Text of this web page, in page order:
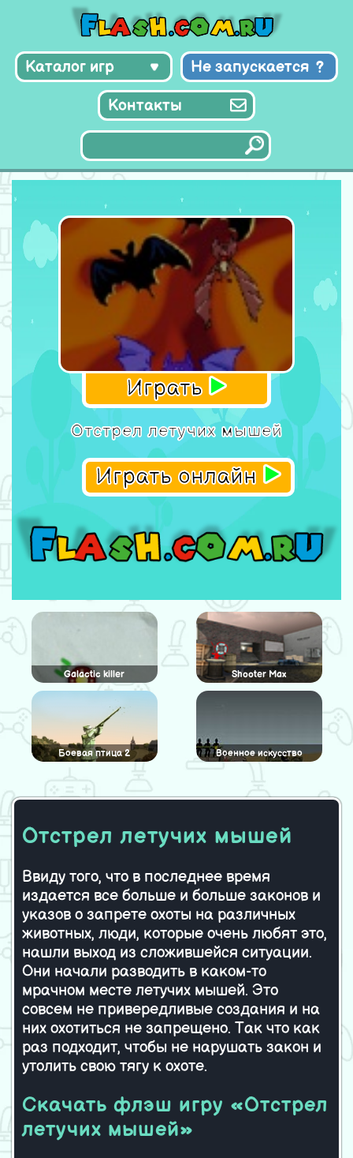
Каталог игр Не запускается
Контакты
Играть
Отстрел летучих мышей
Играть онлайн
Galactic killer Shooter Max
Боевая птица 2 Военное искусство
Camper Strike Seacombat
Войны на плотах 2 Натиск
Мировая война
Отстрел летучих мышей
Ввиду того, что в последнее время
издается все больше и больше законов и
указов о запрете охоты на различных
животных, люди, которые очень любят это,
нашли выход из сложившейся ситуации.
Они начали разводить в каком-то
мрачном месте летучих мышей. Это
совсем не привередливые создания и на
них охотиться не запрещено. Так что как
раз подходит, чтобы не нарушать закон и
утолить свою тягу к охоте.
Скачать флэш игру «Отстрел
летучих мышей»